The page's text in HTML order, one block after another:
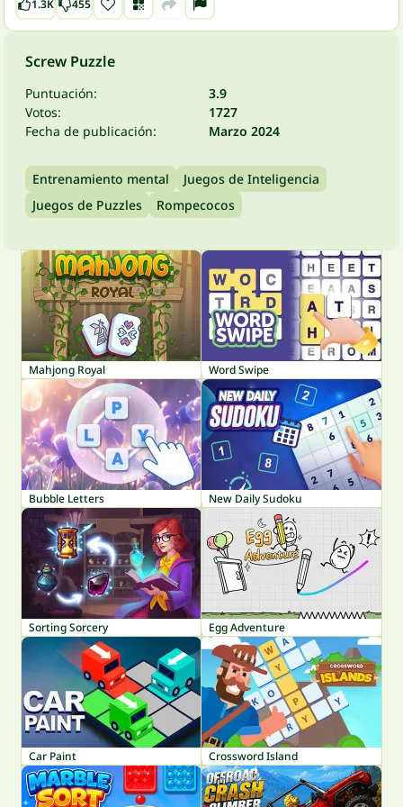
1.3K 455
Screw Puzzle
Puntuación:
3.9
Votos:
1727
Fecha de publicación:
Marzo 2024
Entrenamiento mental
Juegos de Inteligencia
Juegos de Puzzles
Rompecocos
Mahjong Royal Word Swipe
Bubble Letters New Daily Sudoku
Sorting Sorcery Egg Adventure
Car Paint Crossword Island